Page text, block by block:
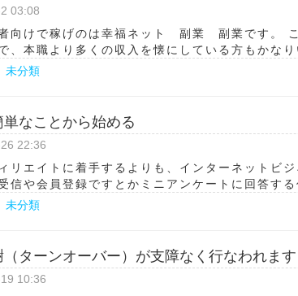
03:08
向けで稼げのは幸福ネット 副業 副業です。
、本職より多くの収入を懐にしている方もかなり
未分類
単なことから始める
22:36
リエイトに着手するよりも、インターネットビ
信や会員登録ですとかミニアンケートに回答する
未分類
（ターンオーバー）が支障なく行なわれます
10:36